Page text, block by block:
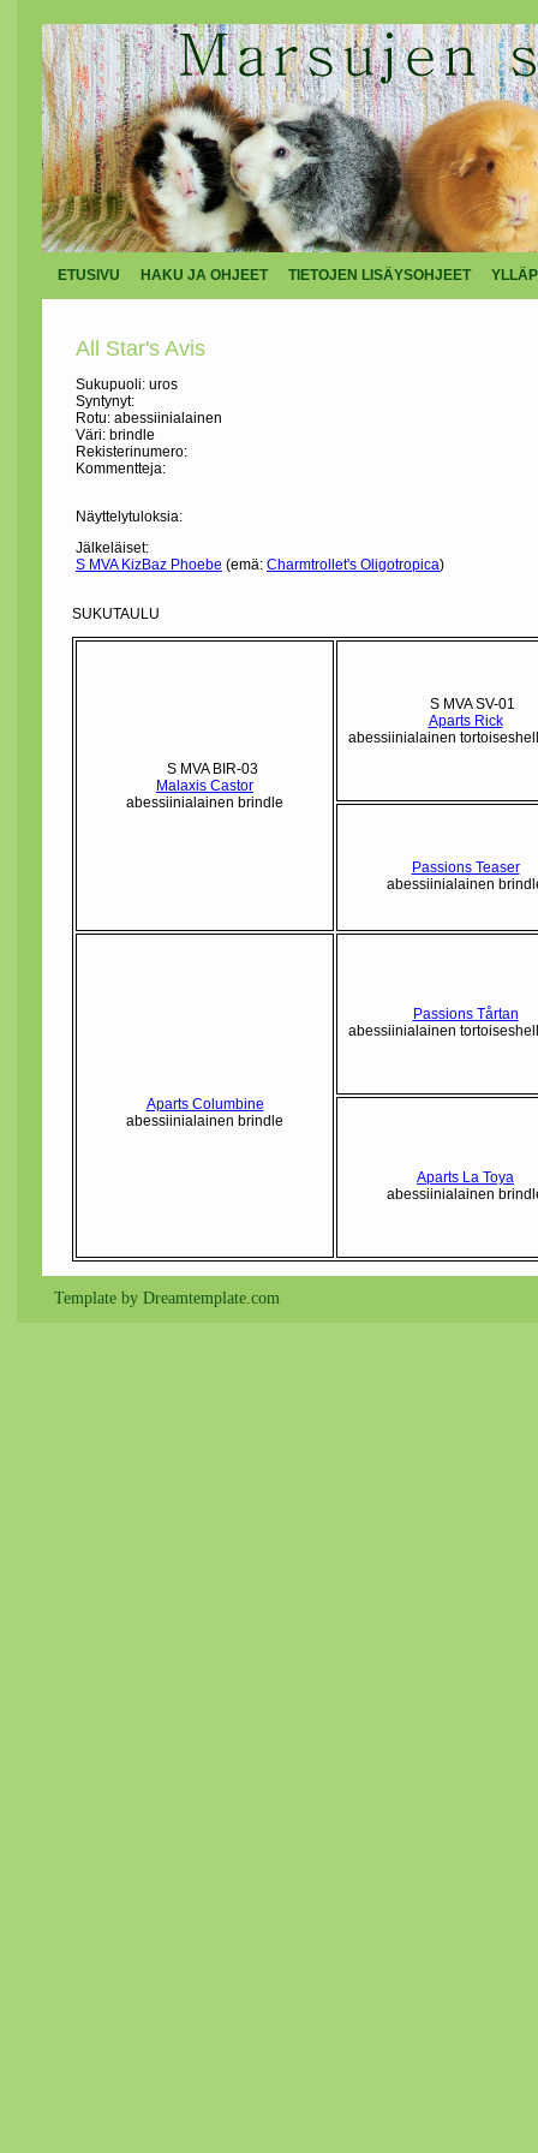
ETUSIVU HAKU JA OHJEET TIETOJEN LISÄYSOHJEET
All Star's Avis
Sukupuoli: uros
Syntynyt:
Rotu: abessiinialainen
Väri: brindle
Rekisterinumero:
Kommentteja:
Näyttelytuloksia:
Jälkeläiset:
S MVA KizBaz Phoebe (emä: Charmtrollet's Oligotropica)
SUKUTAULU
S MVA BIR-03
Malaxis Castor
abessiinialainen brindle
S MVA SV-01
Aparts Rick
abessiinialainen
Passions Teaser
abessiinialainen
Aparts Columbine
abessiinialainen brindle
Passions Tårtan
abessiinialainen
Aparts La Toya
abessiinialainen
Template by Dreamtemplate.com